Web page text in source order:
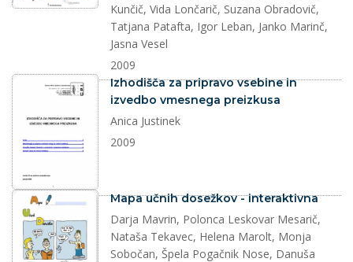
Kunčič, Vida Lončarič, Suzana Obradovič,
Tatjana Patafta, Igor Leban, Janko Marinč,
Jasna Vesel
2009
dokument
Izhodišča za pripravo vsebine in
izvedbo vmesnega preizkusa
Anica Justinek
2009
dokument
Mapa učnih dosežkov - interaktivna
Darja Mavrin, Polonca Leskovar Mesarič,
Nataša Tekavec, Helena Marolt, Monja
Sobočan, Špela Pogačnik Nose, Danuša